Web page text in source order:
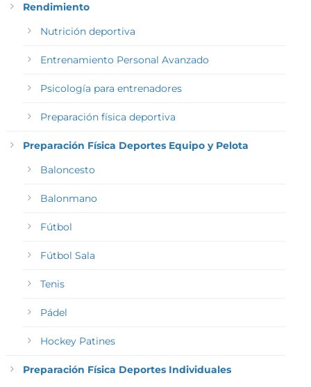
Rendimiento
Nutrición deportiva
Entrenamiento Personal Avanzado
Psicología para entrenadores
Preparación física deportiva
Preparación Física Deportes Equipo y Pelota
Baloncesto
Balonmano
Fútbol
Fútbol Sala
Tenis
Pádel
Hockey Patines
Preparación Física Deportes Individuales